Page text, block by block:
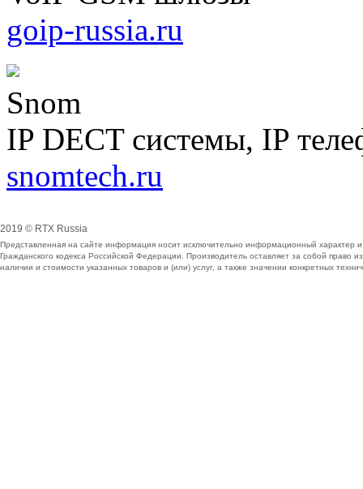
2019 © RTX Russia
Представленная на сайте информация носит исключительно информационный характер
Гражданского кодекса Российской Федерации. Производитель оставляет за собой
наличии и стоимости указанных товаров и (или) услуг, а также значении конкретных